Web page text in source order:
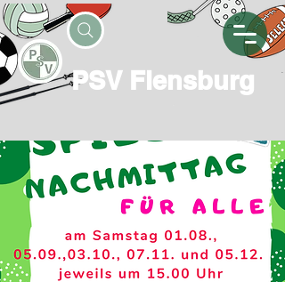
PSV Flensburg